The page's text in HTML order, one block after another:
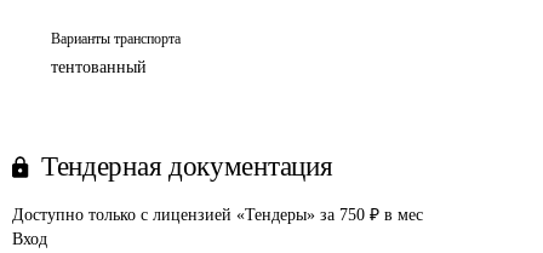
Варианты транспорта
тентованный
Тендерная документация
Доступно только с лицензией «Тендеры» за 750 ₽ в мес
Вход